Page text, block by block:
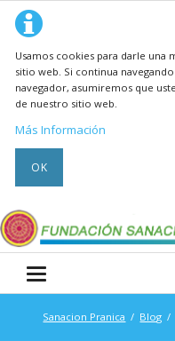
Usamos cookies para darle una
sitio web. Si continua
navegador, asumiremos que
de nuestro sitio web.
Más Información
OK
Sanacion Pranica Blog